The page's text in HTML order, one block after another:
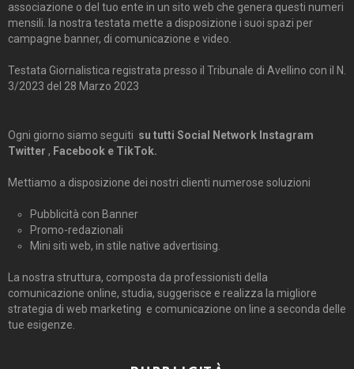
associazione o del tuo ente in un sito web che genera questi numeri
mensili. la nostra testata mette a disposizione i suoi spazi per
campagne banner, di comunicazione e video.
Testata Giornalistica registrata presso il Tribunale di Avellino con il N.
3/2023 del 28 Marzo 2023
Ogni giorno siamo seguiti su tutti Social Network Instagram
Twitter , Facebook e TikTok.
Mettiamo a disposizione dei nostri clienti numerose soluzioni
Pubblicità con Banner
Promo-redazionali
Mini siti web, in stile native advertising.
La nostra struttura, composta da professionisti della
comunicazione online, studia, suggerisce e realizza la migliore
strategia di web marketing e comunicazione on line a seconda delle
tue esigenze.